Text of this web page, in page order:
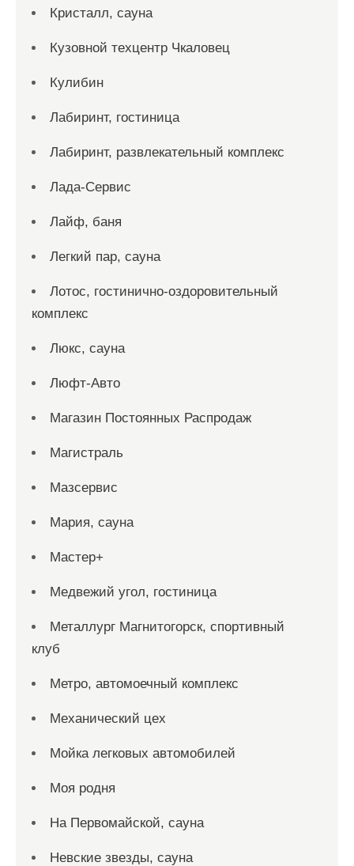
Кристалл, сауна
Кузовной техцентр Чкаловец
Кулибин
Лабиринт, гостиница
Лабиринт, развлекательный комплекс
Лада-Сервис
Лайф, баня
Легкий пар, сауна
Лотос, гостинично-оздоровительный
комплекс
Люкс, сауна
Люфт-Авто
Магазин Постоянных Распродаж
Магистраль
Мазсервис
Мария, сауна
Мастер+
Медвежий угол, гостиница
Металлург Магнитогорск, спортивный
клуб
Метро, автомоечный комплекс
Механический цех
Мойка легковых автомобилей
Моя родня
На Первомайской, сауна
Невские звезды, сауна